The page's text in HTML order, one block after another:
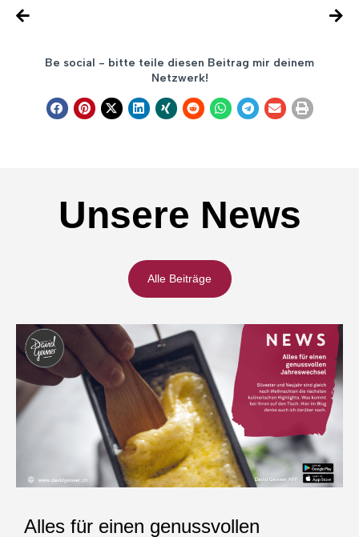
Be social - bitte teile diesen Beitrag mir deinem
Netzwerk!
Unsere News
Alle Beiträge
Alles für einen genussvollen